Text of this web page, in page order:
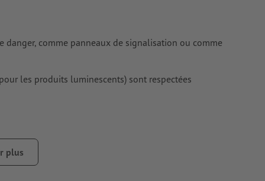
danger, comme panneaux de signalisation ou comme
les produits luminescents) sont respectées
de le retirer
plus